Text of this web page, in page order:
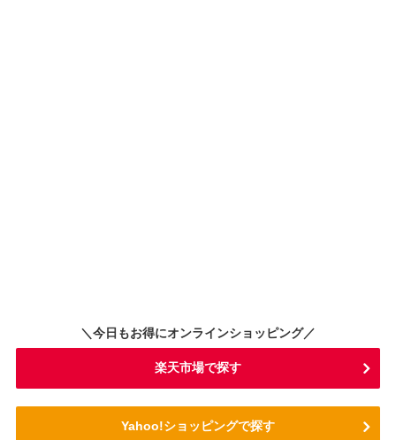
＼今日もお得にオンラインショッピング／
楽天市場で探す
Yahoo!ショッピングで探す